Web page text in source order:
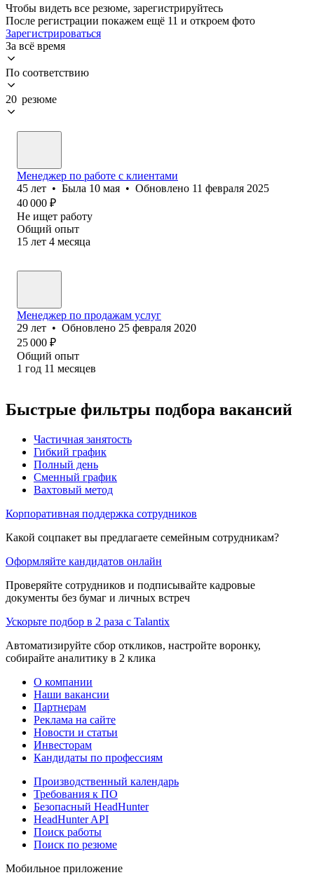
Чтобы видеть все резюме, зарегистрируйтесь
После регистрации покажем ещё 11 и откроем фото
Зарегистрироваться
За всё время
По соответствию
20 резюме
Менеджер по работе с клиентами
45 лет • Была 10 мая • Обновлено 11 февраля 2025
40 000 ₽
Не ищет работу
Общий опыт
15 лет 4 месяца
Менеджер по продажам услуг
29 лет • Обновлено 25 февраля 2020
25 000 ₽
Общий опыт
1 год 11 месяцев
Быстрые фильтры подбора вакансий
Частичная занятость
Гибкий график
Полный день
Сменный график
Вахтовый метод
Корпоративная поддержка сотрудников
Какой соцпакет вы предлагаете семейным сотрудникам?
Оформляйте кандидатов онлайн
Проверяйте сотрудников и подписывайте кадровые
документы без бумаг и личных встреч
Ускорьте подбор в 2 раза с Talantix
Автоматизируйте сбор откликов, настройте воронку,
собирайте аналитику в 2 клика
О компании
Наши вакансии
Партнерам
Реклама на сайте
Новости и статьи
Инвесторам
Кандидаты по профессиям
Производственный календарь
Требования к ПО
Безопасный HeadHunter
HeadHunter API
Поиск работы
Поиск по резюме
Мобильное приложение